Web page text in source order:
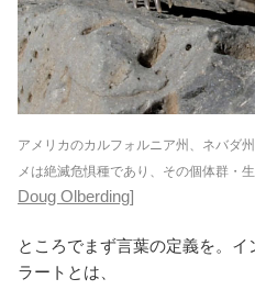
アメリカのカルフォルニア州、ネバダ
メは絶滅危惧種であり、その個体群・
Doug Olberding]
ところでまず言葉の定義を。
ラートとは、